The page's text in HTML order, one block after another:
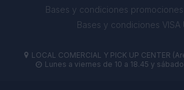
Bases y condiciones
Bases y condiciones VISA
 LOCAL COMERCIAL Y PICK UP CENTER
 Lunes a viernes de 10 a 18.45 y